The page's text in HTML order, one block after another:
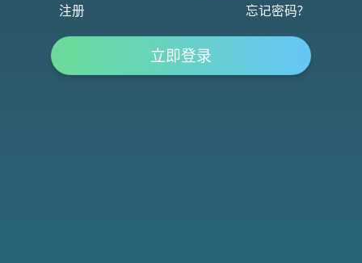
注册 忘记密码?